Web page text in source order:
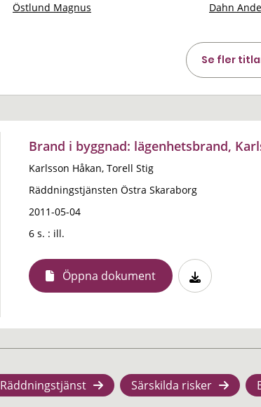
Östlund Magnus Dahn
Se fler
Brand i byggnad: lägenhetsbrand,
Karlsson Håkan, Torell Stig
Räddningstjänsten Östra Skaraborg
2011-05-04
6 s. : ill.
Öppna dokument
Räddningstjänst Särskilda risker